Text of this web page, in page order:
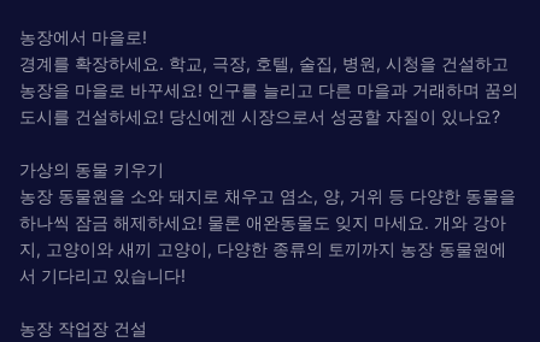
농장에서 마을로!
경계를 확장하세요. 학교, 극장, 호텔, 술집, 병원, 시청을 건설하고
농장을 마을로 바꾸세요! 인구를 늘리고 다른 마을과 거래하며 꿈의
도시를 건설하세요! 당신에겐 시장으로서 성공할 자질이 있나요?
가상의 동물 키우기
농장 동물원을 소와 돼지로 채우고 염소, 양, 거위 등 다양한 동물을
하나씩 잠금 해제하세요! 물론 애완동물도 잊지 마세요. 개와 강아
지, 고양이와 새끼 고양이, 다양한 종류의 토끼까지 농장 동물원에
서 기다리고 있습니다!
농장 작업장 건설